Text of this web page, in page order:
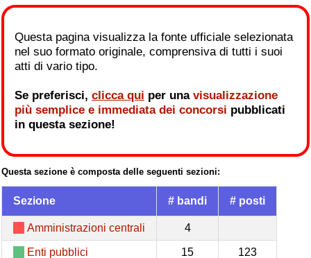
Questa pagina visualizza la fonte ufficiale selezionata
nel suo formato originale, comprensiva di tutti i suoi
atti di vario tipo.
Se preferisci, clicca qui per una visualizzazione
più semplice e immediata dei concorsi pubblicati
in questa sezione!
Questa sezione è composta delle seguenti sezioni:
Sezione # bandi # posti
Amministrazioni centrali 4
Enti pubblici 15 123